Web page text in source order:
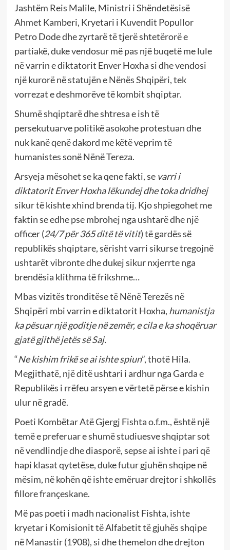
Jashtëm Reis Malile, Ministri i Shëndetësisë
Ahmet Kamberi, Kryetari i Kuvendit Popullor
Petro Dode dhe zyrtarë të tjerë shtetërorë e
partiakë, duke vendosur më pas një buqetë me lule
në varrin e diktatorit Enver Hoxha si dhe vendosi
një kurorë në statujën e Nënës Shqipëri, tek
vorrezat e deshmorëve të kombit shqiptar.
Shumë shqiptarë dhe shtresa e ish të
persekutuarve politikë asokohe protestuan dhe
nuk kanë qenë dakord me këtë veprim të
humanistes sonë Nënë Tereza.
Arsyeja mësohet se ka qene fakti, se varri i
diktatorit Enver Hoxha lëkundej dhe toka dridhej
sikur të kishte xhind brenda tij. Kjo shpiegohet me
faktin se edhe pse mbrohej nga ushtarë dhe një
officer (24/7 për 365 ditë të vitit) të gardës së
republikës shqiptare, sërisht varri sikurse tregojnë
ushtarët vibronte dhe dukej sikur nxjerrte nga
brendësia klithma të frikshme…
Mbas vizitës tronditëse të Nënë Terezës në
Shqipëri mbi varrin e diktatorit Hoxha, humanistja
ka pësuar njëgoditje nëzemër, e cila e ka shoqëruar
gjatëgjithëjetës sëSaj.
“Ne kishim frikë se ai ishte spiun”, thotë Hila.
Megjithatë, një ditë ushtari i ardhur nga Garda e
Republikës i rrëfeu arsyen e vërtetë përse e kishin
ulur në gradë.
Poeti Kombëtar Atë Gjergj Fishta o.f.m., është një
temë e preferuar e shumë studiuesve shqiptar sot
në vendlindje dhe diasporë, sepse ai ishte i pari që
hapi klasat qytetëse, duke futur gjuhën shqipe në
mësim, në kohën që ishte emëruar drejtor i shkollës
fillore françeskane.
Më pas poeti i madh nacionalist Fishta, ishte
kryetar i Komisionit të Alfabetit të gjuhës shqipe
në Manastir (1908), si dhe themelon dhe drejton